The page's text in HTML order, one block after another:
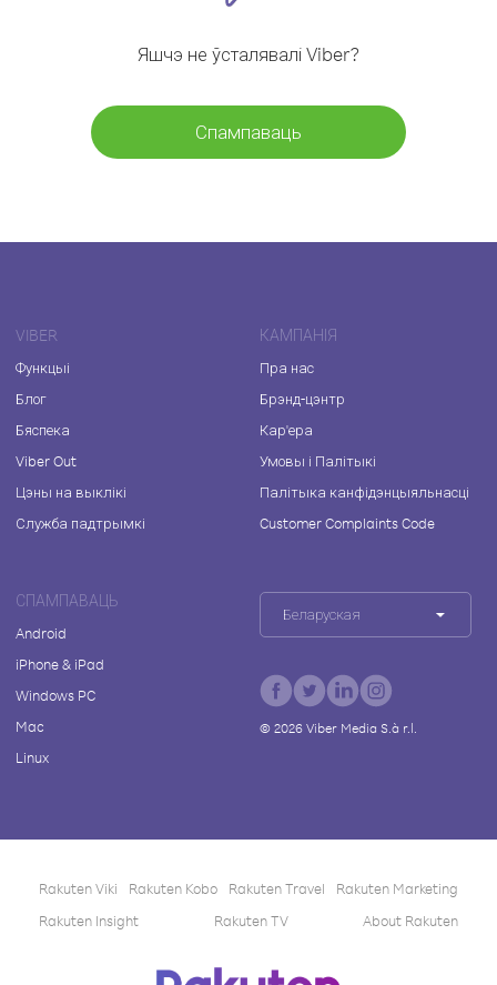
Яшчэ не ўсталявалі Viber?
Спампаваць
VIBER
Функцыі
Блог
Бяспека
Viber Out
Цэны на выклікі
Служба падтрымкі
КАМПАНІЯ
Пра нас
Брэнд-цэнтр
Кар'ера
Умовы і Палітыкі
Палітыка канфідэнцыяльнасці
Customer Complaints Code
СПАМПАВАЦЬ
Android
iPhone & iPad
Windows PC
Mac
Linux
Беларуская
© 2026Viber Media S.à r.l.
Rakuten Viki Rakuten Kobo Rakuten Travel
Rakuten Marketing
Rakuten Insight
Rakuten TV About Rakuten